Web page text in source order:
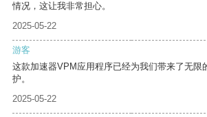
情况，这让我非常担心。
2025-05-22
游客
这款加速器VPM应用程序已经为我们带来了无限
护。
2025-05-22